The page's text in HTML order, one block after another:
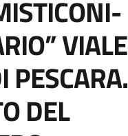
VIALE
PESCARA.
DEL